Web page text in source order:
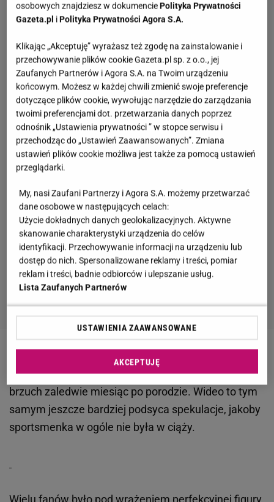
Teraz Anna Kurnikowa opublikowała na Instagramie
nagranie z treningu, na którym widać jej płaski
brzuch zaledwie miesiąc po porodzie. Wideo to tym
samym jeszcze bardziej podsyca spekulacje, jakoby
sportsmenka w ogóle nie była w ciąży.
Wielu fanów było pod wrażeniem perfekcyjnej figury
osobowych znajdziesz w dokumenciePolityka Prywatności
Gazeta.pl iPolityka Prywatności Agora S.A.
Klikając „Akceptuję” wyrażasz też zgodę na zainstalowanie i
przechowywanie plików cookie Gazeta.pl sp. z o.o., jej
Zaufanych Partnerów i Agora S.A. na Twoim urządzeniu
końcowym. Możesz w każdej chwili zmienić swoje preferencje
dotyczące plików cookie, wywołując narzędzie do zarządzania
twoimi preferencjami dot. przetwarzania danych poprzez
odnośnik „Ustawienia prywatności ” w stopce serwisu i
przechodząc do „Ustawień Zaawansowanych”. Zmiana
ustawień plików cookie możliwa jest także za pomocą ustawień
przeglądarki.
My, nasi Zaufani Partnerzy i Agora S.A. możemy przetwarzać
dane osobowe w następujących celach:
Użycie dokładnych danych geolokalizacyjnych. Aktywne
skanowanie charakterystyki urządzenia do celów
identyfikacji. Przechowywanie informacji na urządzeniu lub
dostęp do nich. Spersonalizowane reklamy i treści, pomiar
reklam i treści, badnie odbiorców i ulepszanie usług.
Lista Zaufanych Partnerów
USTAWIENIA ZAAWANSOWANE
AKCEPTUJĘ